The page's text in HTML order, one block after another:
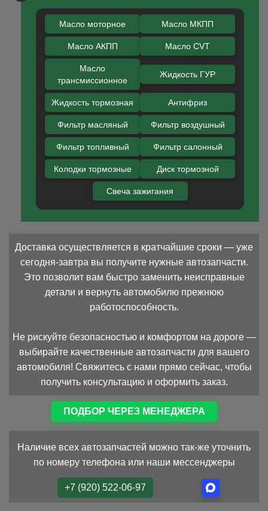
Масло моторное Масло МКПП
Масло АКПП Масло CVT
Масло
трансмиссионное
Жидкость ГУР
Жидкость тормозная Антифриз
Фильтр масляный Фильтр воздушный
Фильтр топливный Фильтр салонный
Колодки тормозные Диск тормозной
Свеча зажигания
Доставка осуществляется в кратчайшие сроки — уже
сегодня-завтра вы получите нужные автозапчасти.
Это позволит вам быстро заменить неисправные
детали и вернуть автомобилю прежнюю
работоспособность.
Не рискуйте безопасностью и комфортом на дороге —
выбирайте качественные автозапчасти для вашего
автомобиля! Свяжитесь с нами прямо сейчас, чтобы
получить консультацию и оформить заказ.
ПОДБОР ЧЕРЕЗ МЕНЕДЖЕРА
Наличие всех автозапчастей можно так-же уточнить
по номеру телефона или наши мессенджеры
+7 (920) 522-06-97